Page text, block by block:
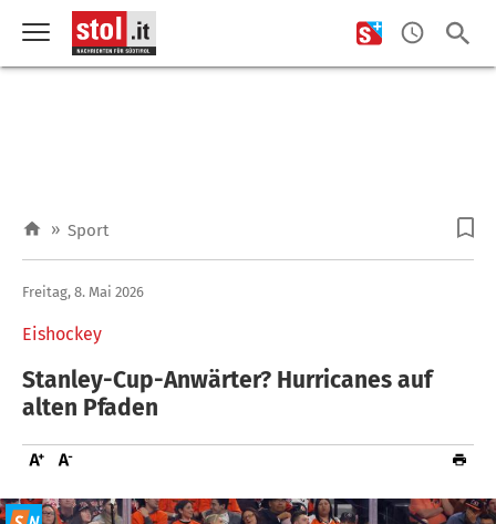
» Sport
Eishockey
Freitag, 8. Mai 2026
Stanley-Cup-Anwärter? Hurricanes auf
alten Pfaden